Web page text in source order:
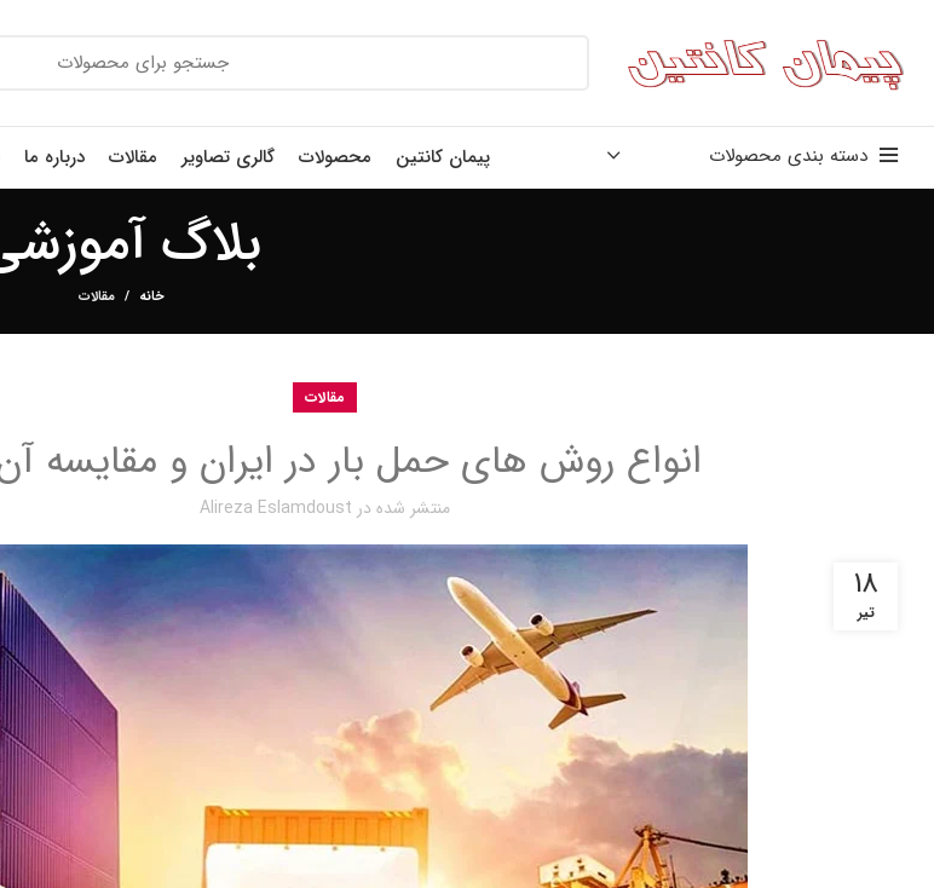
دسته بندی محصولات پیمان کانتین محصولات گالری تصاویر مقالات درباره ما
بلاگ
خانه مقالات
مقالات
انواع روش های حمل بار در ایران و مقایسه
منتشر شده در Alireza Eslamdoust
18
تیر